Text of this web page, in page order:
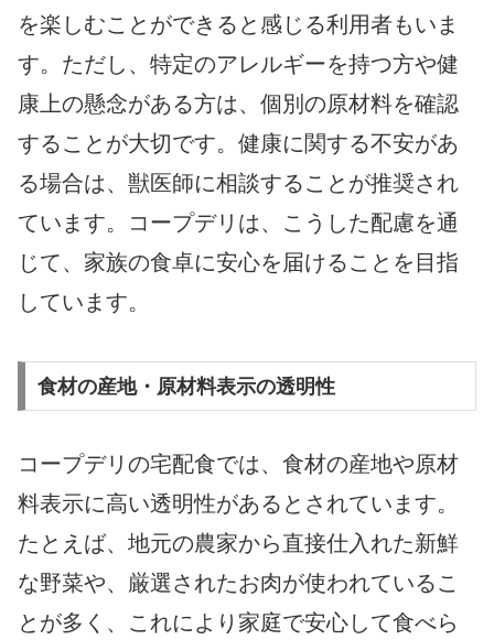
を楽しむことができると感じる利用者もいま
す。ただし、特定のアレルギーを持つ方や健
康上の懸念がある方は、個別の原材料を確認
することが大切です。健康に関する不安があ
る場合は、獣医師に相談することが推奨され
ています。コープデリは、こうした配慮を通
じて、家族の食卓に安心を届けることを目指
しています。
食材の産地・原材料表示の透明性
コープデリの宅配食では、食材の産地や原材
料表示に高い透明性があるとされています。
たとえば、地元の農家から直接仕入れた新鮮
な野菜や、厳選されたお肉が使われているこ
とが多く、これにより家庭で安心して食べら